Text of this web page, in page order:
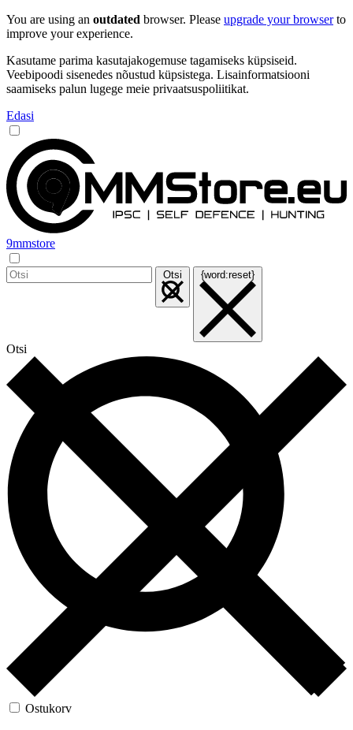
You are using an outdated browser. Please upgrade your browserto
improve your experience.
Kasutame parima kasutajakogemuse tagamiseks küpsiseid.
Veebipoodi sisenedes nõustud küpsistega. Lisainformatsiooni
saamiseks palun lugege meie privaatsuspoliitikat.
Edasi
9mmstore
Otsi {word:reset}
Otsi
Ostukorv